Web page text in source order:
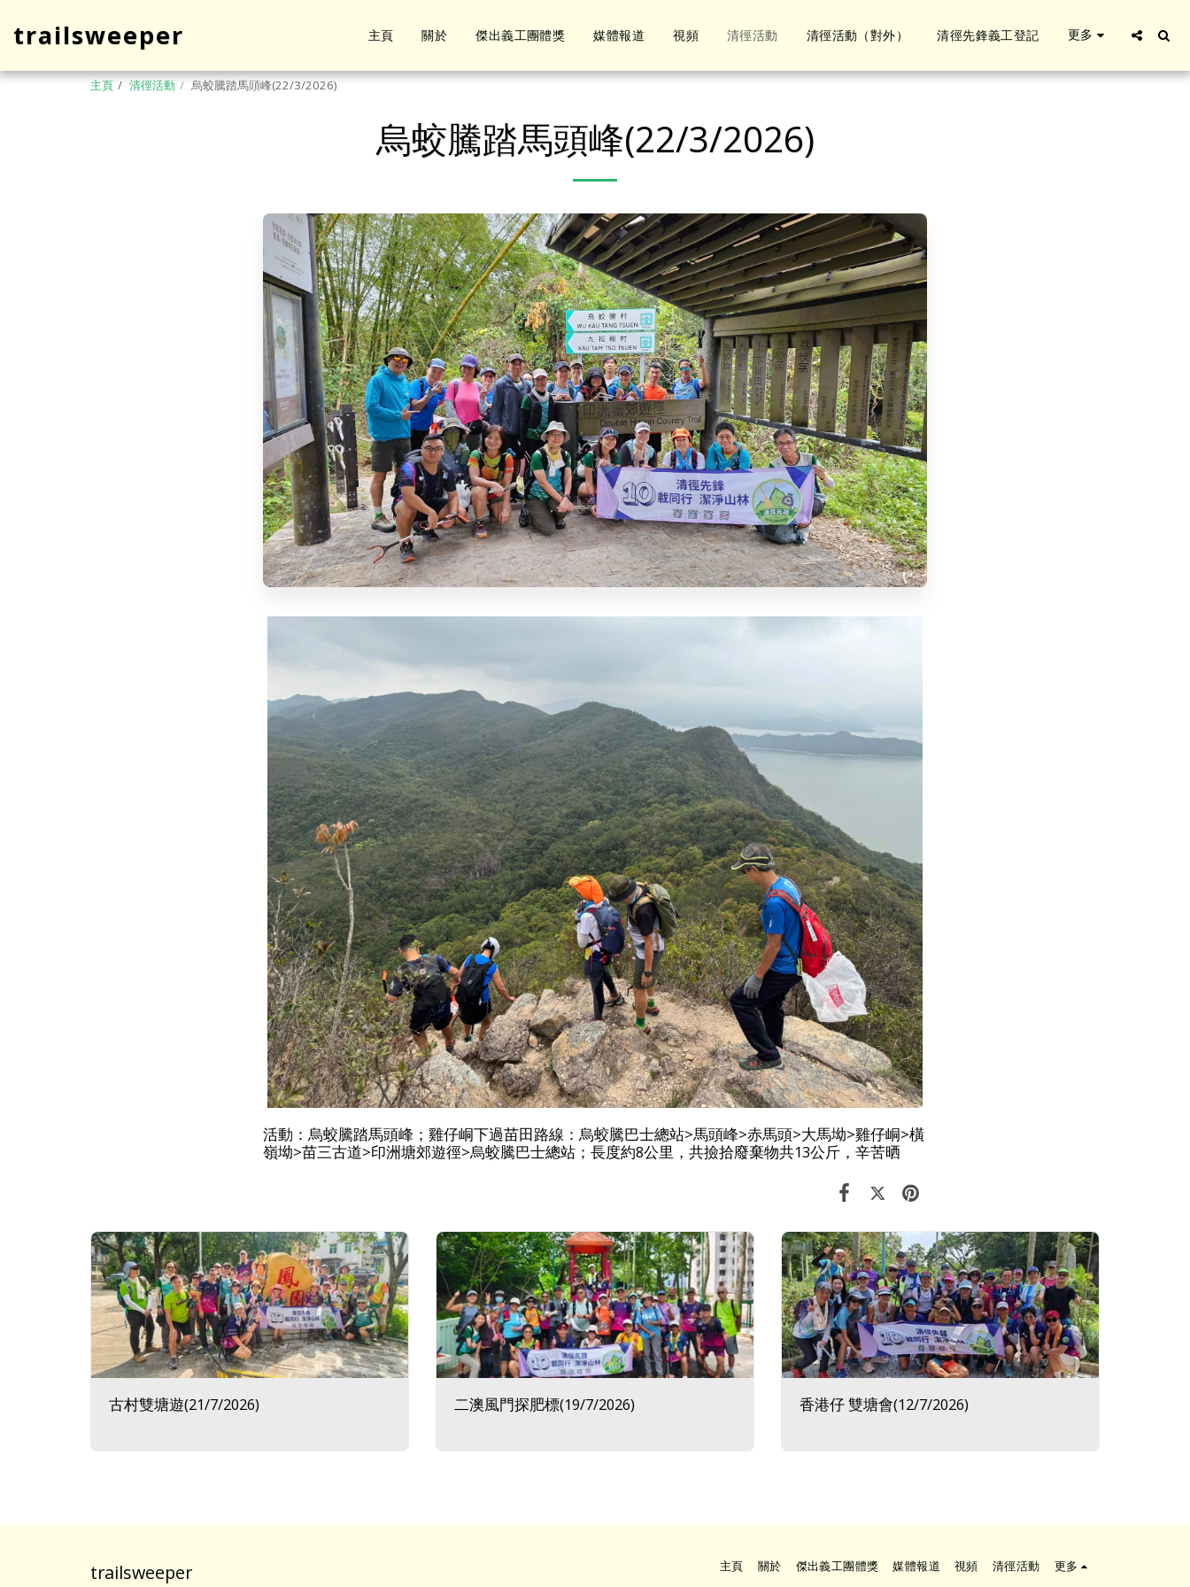
trailsweeper 主頁 關於 傑出義工團體獎 媒體報道 視頻 清徑活動 清徑活動（對外） 清徑先鋒義工登記 更多
主頁 清徑活動 烏蛟騰踏馬頭峰(22/3/2026)
烏蛟騰踏馬頭峰(22/3/2026)
活動：烏蛟騰踏馬頭峰；雞仔峒下過苗田路線：烏蛟騰巴士總站>馬頭峰>赤馬頭>大馬坳>雞仔峒>橫
嶺坳>苗三古道>印洲塘郊遊徑>烏蛟騰巴士總站；長度約8公里，共撿拾廢棄物共13公斤，辛苦晒
古村雙塘遊(21/7/2026) 二澳風門探肥標(19/7/2026) 香港仔 雙塘會(12/7/2026)
trailsweeper 主頁 關於 傑出義工團體獎 媒體報道 視頻 清徑活動 更多